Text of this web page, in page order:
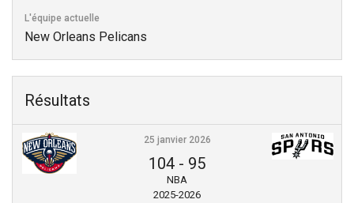
L'équipe actuelle
New Orleans Pelicans
Résultats
25 janvier 2026
104 - 95
NBA
2025-2026